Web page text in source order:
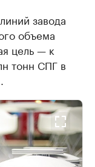
завода
объема
цель — к
тонн СПГ в